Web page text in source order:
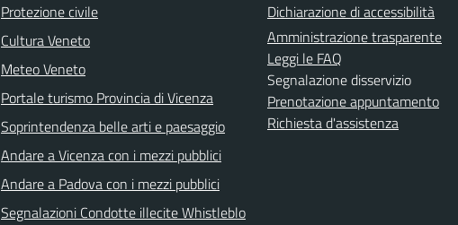
Protezione civile
Cultura Veneto
Meteo Veneto
Portale turismo Provincia di Vicenza
Soprintendenza belle arti e paesaggio
Andare a Vicenza con i mezzi pubblici
Andare a Padova con i mezzi pubblici
Segnalazioni Condotte illecite Whistleblo
Dichiarazione di accessibilità
Amministrazione trasparente
Leggi le FAQ
Segnalazione disservizio
Prenotazione appuntamento
Richiesta d'assistenza